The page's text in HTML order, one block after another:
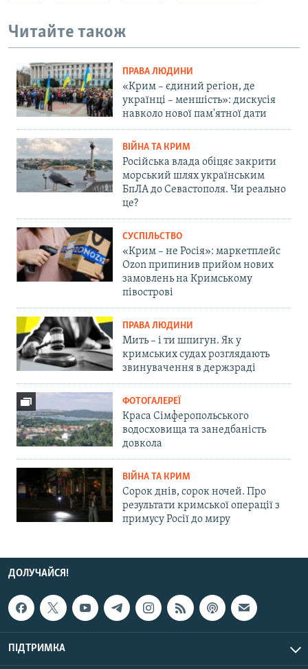
Читайте також
ПРАВА ЛЮДИНИ
«Крим – єдиний регіон, де
українці – меншість»: дискусія
навколо нової пам'ятної дати
ВІЙНА ТА КРИМ
Російська влада обіцяє закрити
морський шлях українським
БпЛА до Севастополя. Чи реально
це?
СУСПІЛЬСТВО
«Крим – не Росія»: маркетплейс
Ozon припинив прийом нових
замовлень на Кримському
півострові
ПРАВА ЛЮДИНИ
Мить – і ти шпигун. Як у
кримських судах розглядають
звинувачення в держзраді
ФОТОГАЛЕРЕЇ
Краса Сімферопольського
водосховища та занедбаність
довкола
ВІЙНА ТА КРИМ
Сорок днів, сорок ночей. Про
результати кримської операції з
примусу Росії до миру
ДОЛУЧАЙСЯ!
ПІДТРИМКА